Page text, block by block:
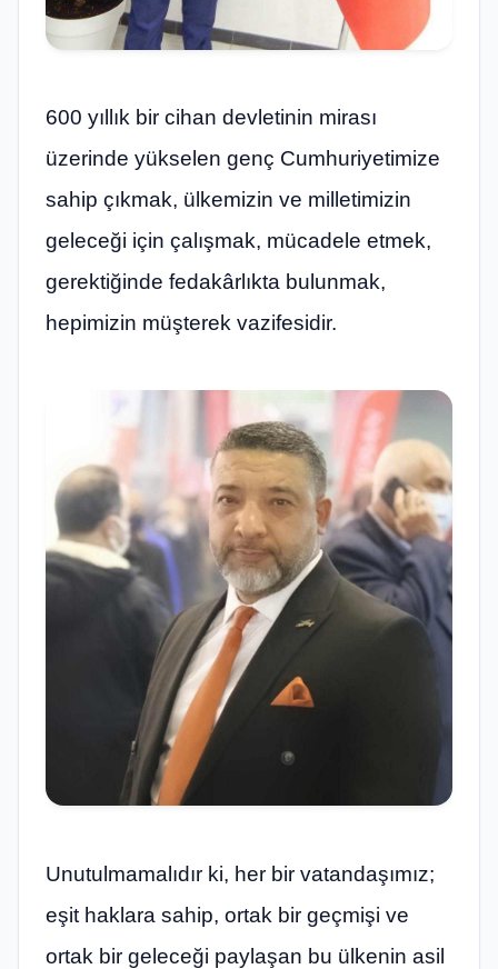
600 yıllık bir cihan devletinin mirası
üzerinde yükselen genç Cumhuriyetimize
sahip çıkmak, ülkemizin ve milletimizin
geleceği için çalışmak, mücadele etmek,
gerektiğinde fedakârlıkta bulunmak,
hepimizin müşterek vazifesidir.
Unutulmamalıdır ki, her bir vatandaşımız;
eşit haklara sahip, ortak bir geçmişi ve
ortak bir geleceği paylaşan bu ülkenin asil